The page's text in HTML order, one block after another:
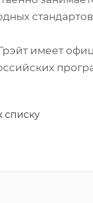
имеет
списку